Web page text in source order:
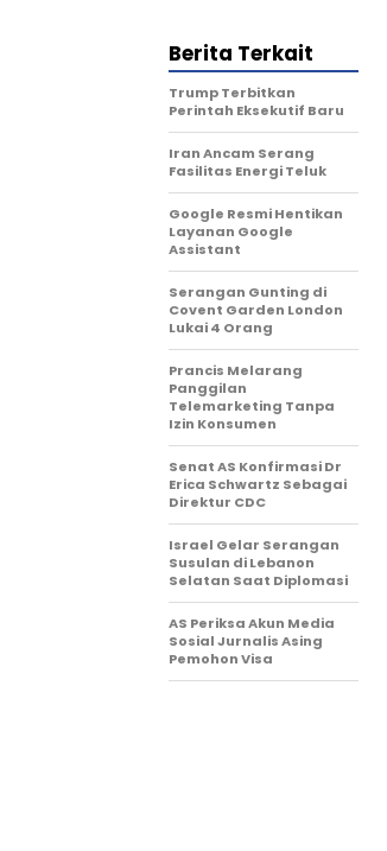
Berita Terkait
Trump Terbitkan
Perintah Eksekutif Baru
Iran Ancam Serang
Fasilitas Energi Teluk
Google Resmi Hentikan
Layanan Google
Assistant
Serangan Gunting di
Covent Garden London
Lukai 4 Orang
Prancis Melarang
Panggilan
Telemarketing Tanpa
Izin Konsumen
Senat AS Konfirmasi Dr
Erica Schwartz Sebagai
Direktur CDC
Israel Gelar Serangan
Susulan di Lebanon
Selatan Saat Diplomasi
AS Periksa Akun Media
Sosial Jurnalis Asing
Pemohon Visa